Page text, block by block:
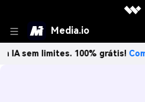
Media.io
limites. 100% grátis!Comece